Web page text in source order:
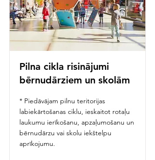
Pilna cikla risinājumi
bērnudārziem un skolām
* Piedāvājam pilnu teritorijas
labiekārtošanas ciklu, ieskaitot rotaļu
laukumu ierīkošanu, apzaļumošanu un
bērnudārzu vai skolu iekštelpu
aprīkojumu.